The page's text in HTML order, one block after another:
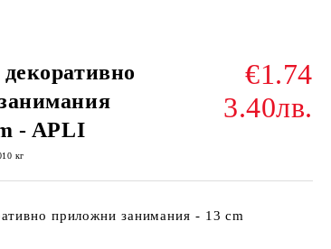
- APLI
€1.74
3.40лв.
кг
приложни занимания - 13 cm